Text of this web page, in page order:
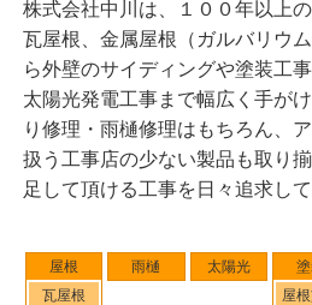
屋根
瓦屋根
雨樋 太陽光
屋
株式会社中川は、１００年以上
瓦屋根、金属屋根（ガルバリウ
ら外壁のサイディングや塗装工
太陽光発電工事まで幅広く手が
り修理・雨樋修理はもちろん、
扱う工事店の少ない製品も取り
足して頂ける工事を日々追求して